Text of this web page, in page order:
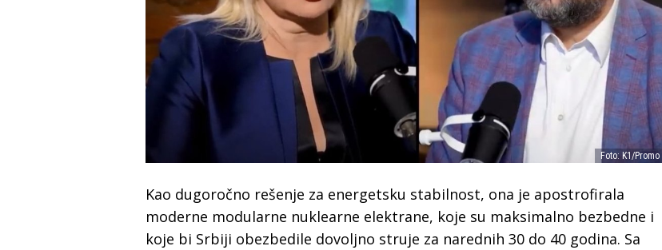
Foto: K1/Promo
Kao dugoročno rešenje za energetsku stabilnost, ona je apostrofirala
moderne modularne nuklearne elektrane, koje su maksimalno bezbedne i
koje bi Srbiji obezbedile dovoljno struje za narednih 30 do 40 godina. Sa